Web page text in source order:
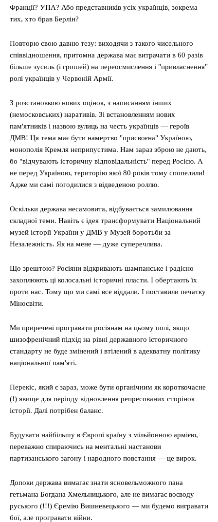
Меню
Київ
Україна
Політика
Світ
Технології
Франції? УПА? Або представників усіх українців, зокрема
тих, хто брав Берлін?
Повторю свою давню тезу: виходячи з такого чисельного
співвідношення, притомна держава має витрачати в 60 разів
більше зусиль (і грошей) на переосмислення і "привласнення"
ролі українців у Червоній Армії.
З розстановкою нових оцінок, з написанням інших
(немосковських) наративів. Зі встановленням нових
пам'ятників і назвою вулиць на честь українців — героїв
ДМВ! Ця тема має бути намертво "присвоєна" Україною,
монополія Кремля неприпустима. Нам зараз зброю не дають,
бо "відчувають історичну відповідальність" перед Росією. А
не перед Україною, територію якої 80 років тому спопелили!
Адже ми самі погодилися з відведеною роллю.
Оскільки держава несамовита, відбувається замилювання
складної теми. Навіть є ідея трансформувати Національний
музей історії України у ДМВ у Музей боротьби за
Незалежність. Як на мене — дуже суперечлива.
Що зрештою? Росіяни відкривають шампанське і радісно
захоплюють ці колосальні історичні пласти. І обертають їх
проти нас. Тому що ми самі все віддали. І поставили печатку
Міносвіти.
Ми приречені програвати росіянам на цьому полі, якщо
шизофренічний підхід на рівні державного історичного
стандарту не буде змінений і втілений в адекватну політику
національної пам'яті.
Перекіс, який є зараз, може бути органічним як короткочасне
(!) явище для періоду відновлення репресованих сторінок
історії. Далі потрібен баланс.
Будувати найбільшу в Європі країну з мільйонною армією,
переважно спираючись на ментальні настанови
партизанського загону і народного повстання — це вирок.
Допоки держава вимагає знати ясновельможного пана
гетьмана Богдана Хмельницького, але не вимагає воєводу
руського (!!!) Єремію Вишневецького — ми будемо вигравати
бої, але програвати війни.